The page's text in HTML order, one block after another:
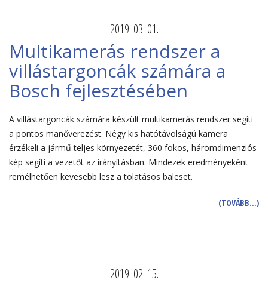
2019. 03. 01.
Multikamerás rendszer a
villástargoncák számára a
Bosch fejlesztésében
A villástargoncák számára készült multikamerás rendszer segíti
a pontos manőverezést. Négy kis hatótávolságú kamera
érzékeli a jármű teljes környezetét, 360 fokos, háromdimenziós
kép segíti a vezetőt az irányításban. Mindezek eredményeként
remélhetően kevesebb lesz a tolatásos baleset.
(TOVÁBB…)
2019. 02. 15.